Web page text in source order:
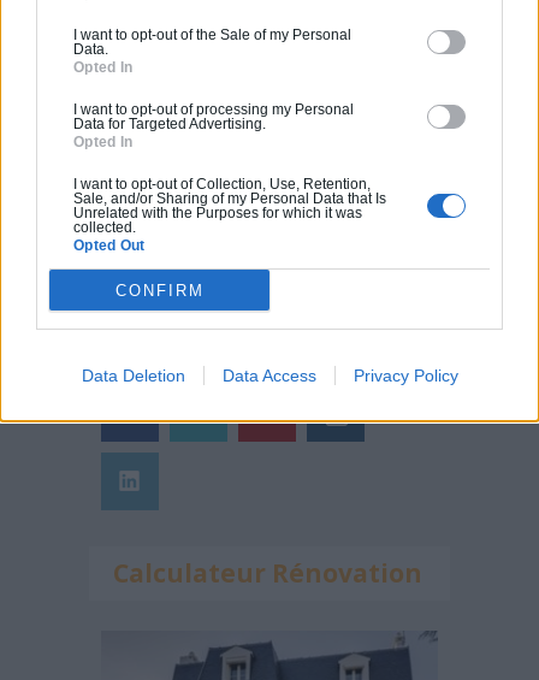
I want to opt-out of the Sale of my Personal
Data.
Opted In
I want to opt-out of processing my Personal
Data for Targeted Advertising.
Opted In
I want to opt-out of Collection, Use, Retention,
Sale, and/or Sharing of my Personal Data that Is
Unrelated with the Purposes for which it was
collected.
Opted Out
CONFIRM
Data Deletion Data Access Privacy Policy
Canicule et fortes chaleurs : quels
frais ?
Comment rénover l’entrée de son
Suivez-nous !
Calculateur Rénovation